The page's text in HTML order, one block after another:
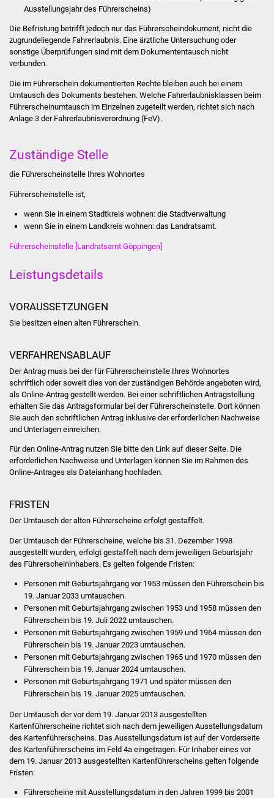
Dienstleistungen
Lebenslagen
Formulare
Bürgerinfos
Kolping-Musikschule
Jugendhaus
Fachteam Jugend
Familienzentrum
Stadtwerke
Gesundheit und Notfall
Ärzte und Apotheken
Pflege von Angehörigen
Hitzewarnung / UV-
Index
ÖPNV
Bürgerbus (MOBS)
Abfall und Entsorgung
Ausstellungsjahr des Führerscheins)
Die Befristung betrifft jedoch nur das Führerscheindokument, nicht die
zugrundeliegende Fahrerlaubnis. Eine ärztliche Untersuchung oder
sonstige Überprüfungen sind mit dem Dokumententausch nicht
verbunden.
Die im Führerschein dokumentierten Rechte bleiben auch bei einem
Umtausch des Dokuments bestehen. Welche Fahrerlaubnisklassen beim
Führerscheinumtausch im Einzelnen zugeteilt werden, richtet sich nach
Anlage 3 der Fahrerlaubnisverordnung (FeV).
Zuständige Stelle
die Führerscheinstelle Ihres Wohnortes
Führerscheinstelle ist,
wenn Sie in einem Stadtkreis wohnen: die Stadtverwaltung
wenn Sie in einem Landkreis wohnen: das Landratsamt.
Führerscheinstelle [Landratsamt Göppingen]
Leistungsdetails
VORAUSSETZUNGEN
Sie besitzen einen alten Führerschein.
VERFAHRENSABLAUF
Der Antrag muss bei der für Führerscheinstelle Ihres Wohnortes
schriftlich oder soweit dies von der zuständigen Behörde angeboten wird,
als Online-Antrag gestellt werden. Bei einer schriftlichen Antragstellung
erhalten Sie das Antragsformular bei der Führerscheinstelle. Dort können
Sie auch den schriftlichen Antrag inklusive der erforderlichen Nachweise
und Unterlagen einreichen.
Für den Online-Antrag nutzen Sie bitte den Link auf dieser Seite. Die
erforderlichen Nachweise und Unterlagen können Sie im Rahmen des
Online-Antrages als Dateianhang hochladen.
FRISTEN
Der Umtausch der alten Führerscheine erfolgt gestaffelt.
Der Umtausch der Führerscheine, welche bis 31. Dezember 1998
ausgestellt wurden, erfolgt gestaffelt nach dem jeweiligen Geburtsjahr
des Führerscheininhabers. Es gelten folgende Fristen:
Personen mit Geburtsjahrgang vor 1953 müssen den Führerschein bis
19. Januar 2033 umtauschen.
Personen mit Geburtsjahrgang zwischen 1953 und 1958 müssen den
Führerschein bis 19. Juli 2022 umtauschen.
Personen mit Geburtsjahrgang zwischen 1959 und 1964 müssen den
Führerschein bis 19. Januar 2023 umtauschen.
Personen mit Geburtsjahrgang zwischen 1965 und 1970 müssen den
Führerschein bis 19. Januar 2024 umtauschen.
Personen mit Geburtsjahrgang 1971 und später müssen den
Führerschein bis 19. Januar 2025 umtauschen.
Der Umtausch der vor dem 19. Januar 2013 ausgestellten
Kartenführerscheine richtet sich nach dem jeweiligen Ausstellungsdatum
des Kartenführerscheins. Das Ausstellungsdatum ist auf der Vorderseite
des Kartenführerscheins im Feld 4a eingetragen. Für Inhaber eines vor
dem 19. Januar 2013 ausgestellten Kartenführerscheins gelten folgende
Fristen:
Führerscheine mit Ausstellungsdatum in den Jahren 1999 bis 2001